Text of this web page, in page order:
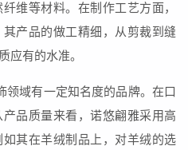
维等材料。在制作工艺方面，
产品的做工精细，从剪裁到缝
应有的水准。
域有一定知名度的品牌。在口
品质量来看，诺悠翩雅采用高
其在羊绒制品上，对羊绒的选